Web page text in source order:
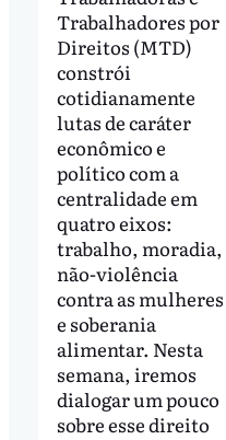
Trabalhadores por
Direitos (MTD)
constrói
cotidianamente
lutas de caráter
econômico e
político com a
centralidade em
quatro eixos:
trabalho, moradia,
não-violência
contra as mulheres
e soberania
alimentar. Nesta
semana, iremos
dialogar um pouco
sobre esse direito